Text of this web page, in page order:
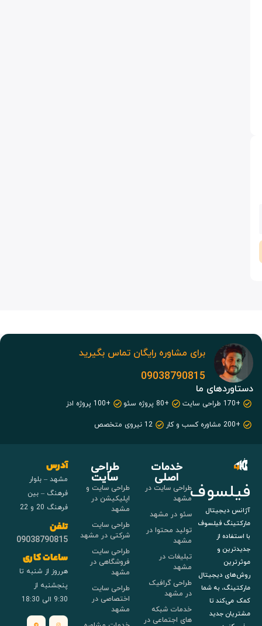
برای مشاوره رایگان تماس بگیرید
09038790815
دستاوردهای ما
+170 طراحی سایت +80 پروژه سئو
+100 پروژه ادز
+200 مشاوره کسب و کار
12 نیروی متخصص
فیلسوف
آژانس دیجیتال
مارکتینگ فیلسوف
با استفاده از
جدیدترین و
موثرترین
روش‌های دیجیتال
مارکتینگ، به شما
کمک می‌کند تا
مشتریان جدید
خدمات
اصلی
طراحی سایت در
مشهد
سئو در مشهد
تولید محتوا در
مشهد
تبلیغات در
مشهد
طراحی گرافیک
در مشهد
خدمات شبکه
های اجتماعی در
طراحی
سایت
طراحی سایت و
اپلیکیشن در
مشهد
طراحی سایت
شرکتی در مشهد
طراحی سایت
فروشگاهی در
مشهد
طراحی سایت
اختصاصی در
مشهد
آدرس
مشهد – بلوار
فرهنگ – بین
فرهنگ 20 و 22
تلفن
09038790815
ساعات کاری
هرروز از شنبه تا
پنجشنبه از
9:30 الی 18:30